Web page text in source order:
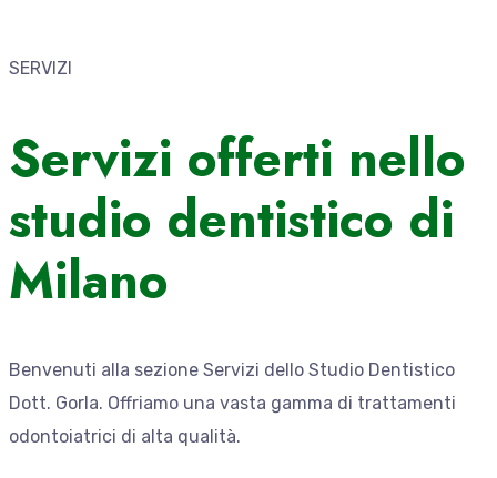
SERVIZI
Servizi offerti nello
studio dentistico di
Milano
Benvenuti alla sezione Servizi dello Studio Dentistico
Dott. Gorla. Offriamo una vasta gamma di trattamenti
odontoiatrici di alta qualità.